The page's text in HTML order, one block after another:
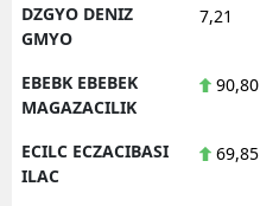
DZGYO DENIZ
GMYO
7,21
EBEBK EBEBEK
MAGAZACILIK
90,80
ECILC ECZACIBASI
ILAC
69,85